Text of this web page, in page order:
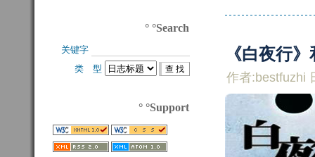
《白夜行
作者:bestfuzhi
° °Search
关键字
类 型
° °Support